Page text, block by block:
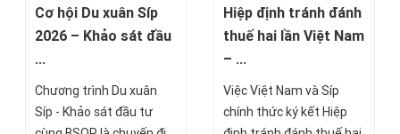
đang đi ngược xu hướng
chung: nhà ở rộng rãi, chi
đầu tư vào xây dựng cao
hàng đầu Liên minh châu
đến nổi bật, mà còn là cơ
hội để nhà đầu tư tìm
rộng mạng lưới quan hệ
và nhận được sự tư vấn
Cơ hội Du xuân Síp
2026 – Khảo sát đầu
...
Chương trình Du xuân
Síp - Khảo sát đầu tư
Hiệp định tránh đánh
thuế hai lần Việt Nam
– ...
Việc Việt Nam và Síp
chính thức ký kết Hiệp